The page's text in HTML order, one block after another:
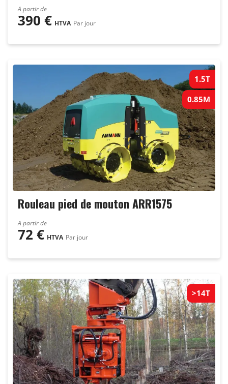
A partir de
390 € HTVA Par jour
1.5T
0.85M
Rouleau pied de mouton ARR1575
A partir de
72 € HTVA Par jour
>14T